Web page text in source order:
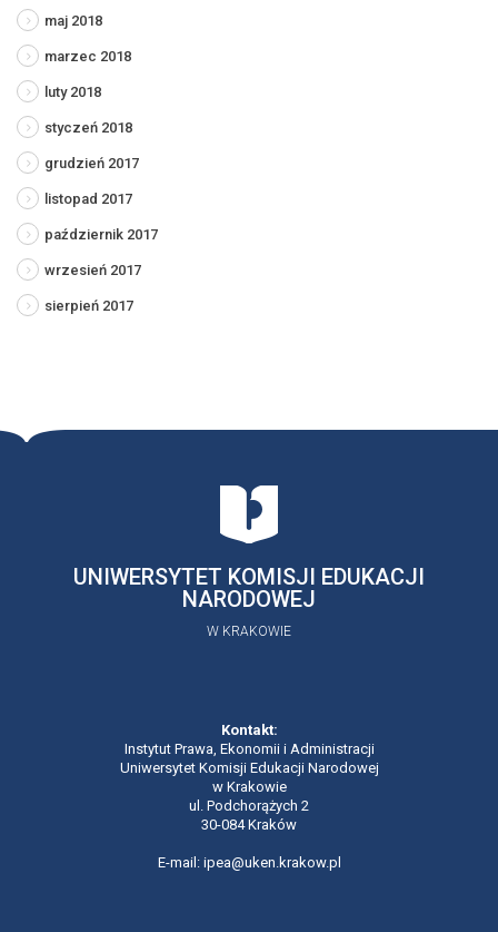
maj 2018
marzec 2018
luty 2018
styczeń 2018
grudzień 2017
listopad 2017
październik 2017
wrzesień 2017
sierpień 2017
UNIWERSYTET KOMISJI EDUKACJI
NARODOWEJ
W KRAKOWIE
Kontakt:
Instytut Prawa, Ekonomii i Administracji
Uniwersytet Komisji Edukacji Narodowej
w Krakowie
ul. Podchorążych 2
30-084 Kraków
E-mail: ipea@uken.krakow.pl